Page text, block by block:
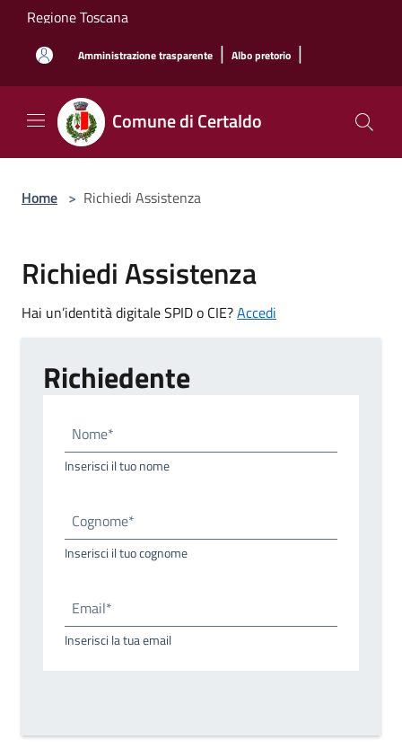
Salta al contenuto principale
Regione Toscana
Amministrazione trasparente | Albo pretorio |
Comune di Certaldo
Home > Richiedi Assistenza
Richiedi Assistenza
Hai un’identità digitale SPID o CIE?Accedi
Richiedente
Nome*
Inserisci il tuo nome
Cognome*
Inserisci il tuo cognome
Email*
Inserisci la tua email